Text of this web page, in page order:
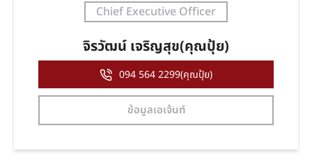
Chief Executive Officer
จิรวัฒน์ เจริญสุข(คุณปุ้ย)
094 564 2299(คุณปุ้ย)
ข้อมูลเอเจ้นท์